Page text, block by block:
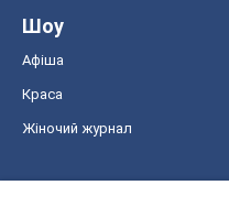
Шоу
Афіша
Краса
Жіночий журнал